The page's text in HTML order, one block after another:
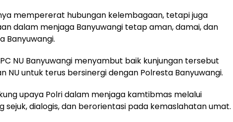
mempererat hubungan kelembagaan, tetapi juga
dalam menjaga Banyuwangi tetap aman, damai, dan
Banyuwangi.
NU Banyuwangi menyambut baik kunjungan tersebut
NU untuk terus bersinergi dengan Polresta Banyuwangi.
upaya Polri dalam menjaga kamtibmas melalui
sejuk, dialogis, dan berorientasi pada kemaslahatan umat.